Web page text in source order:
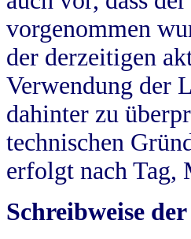
vorgenommen
der derzeitigen
Verwendung der
dahinter zu
technischen
erfolgt nach Tag,
Schreibweise